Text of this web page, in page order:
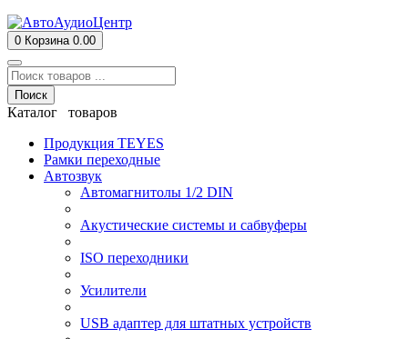
0 Корзина 0.00
Поиск
Каталог товаров
Продукция TEYES
Рамки переходные
Автозвук
Автомагнитолы 1/2 DIN
Акустические системы и сабвуферы
ISO переходники
Усилители
USB адаптер для штатных устройств